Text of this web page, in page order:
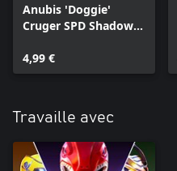
Anubis 'Doggie'
Cruger SPD Shadow
Unlock
4,99 €
Travaille avec